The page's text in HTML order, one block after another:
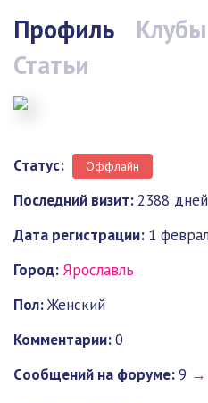
Профиль Клубы
Статьи
Статус: Оффлайн
Последний визит:2388
Дата регистрации: 1
Город: Ярославль
Пол:Женский
Комментарии:0
Cообщений на форуме:9 →